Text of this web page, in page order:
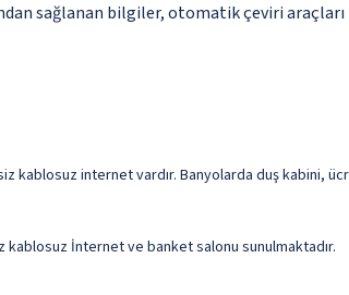
sağlanan bilgiler, otomatik çeviri
kablosuz internet vardır. Banyolarda duş kabini,
kablosuz İnternet ve banket salonu sunulmaktadır.